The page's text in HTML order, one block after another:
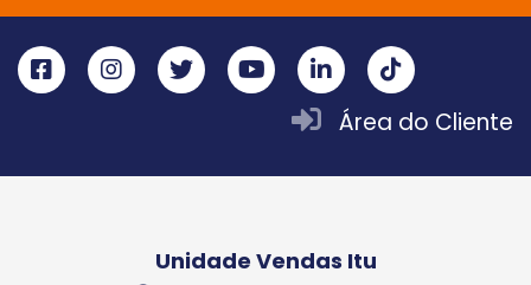
Área do Cliente
Unidade Vendas Itu